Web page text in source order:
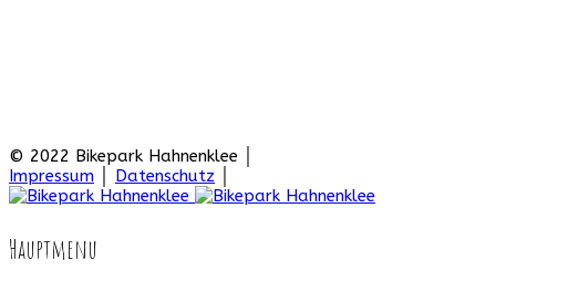
© 2022 Bikepark Hahnenklee
Impressum
Datenschutz
Hauptmenu